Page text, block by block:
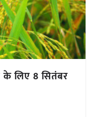
के लिए 8 सितंबर